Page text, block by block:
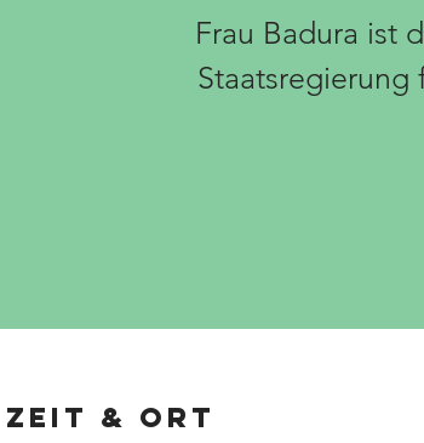
Frau Badura ist
Staatsregierung
Zeit & Ort